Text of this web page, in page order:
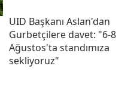
UID Başkanı Aslan'dan
Gurbetçilere davet: "6-8
Ağustos'ta standımıza
sekliyoruz"